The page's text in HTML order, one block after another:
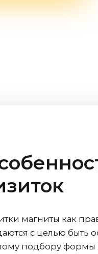
магниты как
с целью быть
подбору